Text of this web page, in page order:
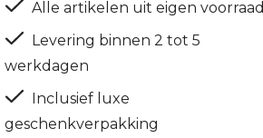
Alle artikelen uit eigen voorraad
Levering binnen 2 tot 5
werkdagen
Inclusief luxe
geschenkverpakking